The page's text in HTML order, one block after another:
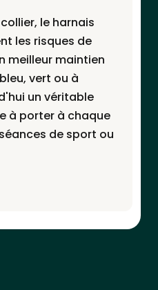
le harnais
les risques de
meilleur maintien
vert ou à
un véritable
à porter à chaque
de sport ou